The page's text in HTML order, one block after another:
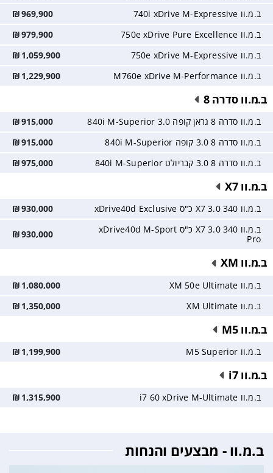
ב.מ.וו 740i xDrive M-Expressive
969,900
₪
ב.מ.וו 750e xDrive Pure Excellence
979,900
₪
ב.מ.וו 750e xDrive M-Expressive
1,059,900
₪
ב.מ.וו M760e xDrive M-Performance
1,229,900
₪
ב.מ.וו סדרה 8
ב.מ.וו סדרה 8 גראן קופה 3.0 840i M-Superior 915,000
₪
ב.מ.וו סדרה 8 3.0 קופה 840i M-Superior
915,000
₪
ב.מ.וו סדרה 8 3.0 קבריולט 840i M-Superior
975,000
₪
ב.מ.וו X7
ב.מ.וו X7 3.0 340 כ"ס xDrive40d Exclusive 930,000
₪
ב.מ.וו X7 3.0 340 כ"ס xDrive40d M-Sport
Pro
930,000
₪
ב.מ.וו XM
ב.מ.וו XM 50e Ultimate 1,080,000
₪
ב.מ.וו XM Ultimate
1,350,000
₪
ב.מ.וו M5
ב.מ.וו M5 Superior 1,199,900
₪
ב.מ.וו i7
ב.מ.וו i7 60 xDrive M-Ultimate 1,315,900
₪
ב.מ.וו - מבצעים והנחות